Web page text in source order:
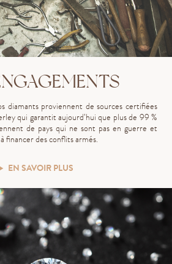
diamants proviennent de sources certifiées
qui garantit aujourd’hui que plus de 99 %
de pays qui ne sont pas en guerre et
financer des conflits armés.
EN SAVOIR PLUS